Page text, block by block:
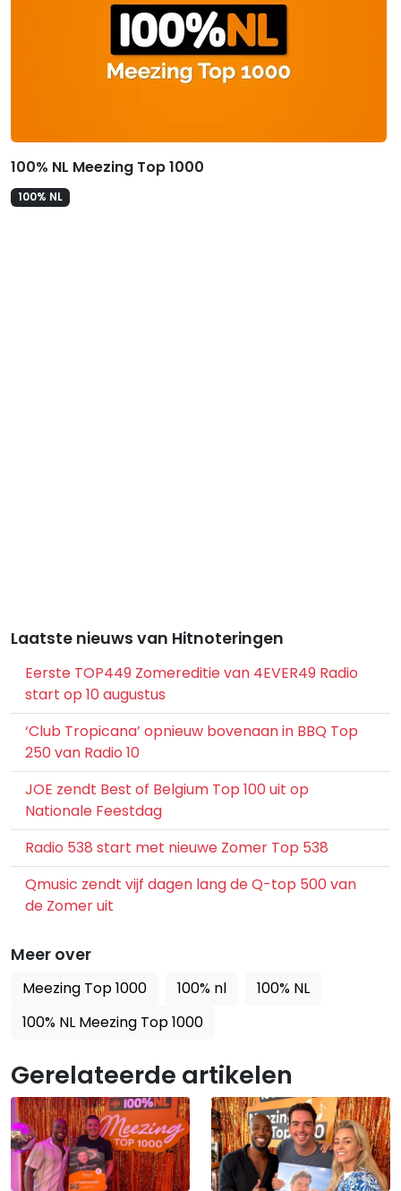
100% NL Meezing Top 1000
100% NL
Laatste nieuws van Hitnoteringen
Eerste TOP449 Zomereditie van 4EVER49 Radio
start op 10 augustus
‘Club Tropicana’ opnieuw bovenaan in BBQ Top
250 van Radio 10
JOE zendt Best of Belgium Top 100 uit op
Nationale Feestdag
Radio 538 start met nieuwe Zomer Top 538
Qmusic zendt vijf dagen lang de Q-top 500 van
de Zomer uit
Meer over
Meezing Top 1000 100% nl
100% NL
100% NL Meezing Top 1000
Gerelateerde artikelen